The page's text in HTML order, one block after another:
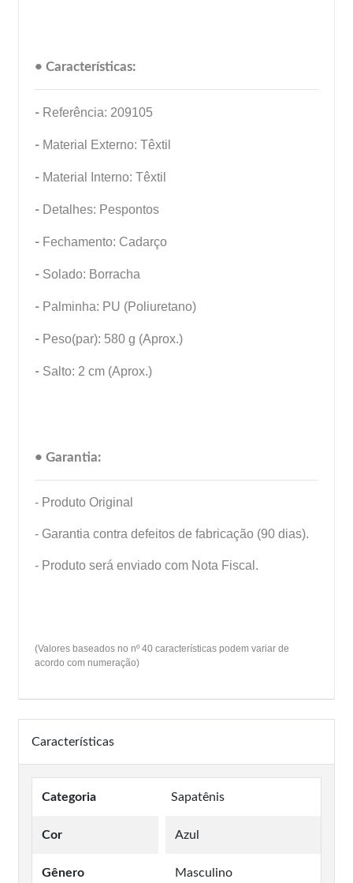
• Características:
- Referência: 209105
- Material Externo: Têxtil
- Material Interno: Têxtil
- Detalhes: Pespontos
- Fechamento: Cadarço
- Solado: Borracha
- Palminha: PU (Poliuretano)
- Peso(par): 580 g (Aprox.)
- Salto: 2 cm (Aprox.)
• Garantia:
- Produto Original
- Garantia contra defeitos de fabricação (90 dias).
- Produto será enviado com Nota Fiscal.
(Valores baseados no nº 40 características podem variar de
acordo com numeração)
Características
Categoria Sapatênis
Cor Azul
Gênero Masculino